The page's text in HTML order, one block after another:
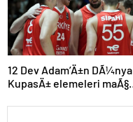
12 Dev Adam’Ä±n DÃ¼nya
KupasÄ± elemeleri maÃ§